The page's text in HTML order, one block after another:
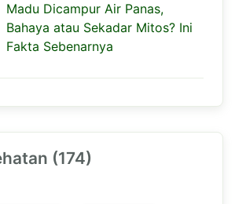
Madu Dicampur Air Panas,
Bahaya atau Sekadar Mitos? Ini
Fakta Sebenarnya
(174)